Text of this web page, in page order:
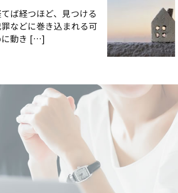
ば経つほど、見つける
などに巻き込まれる可
に動き […]